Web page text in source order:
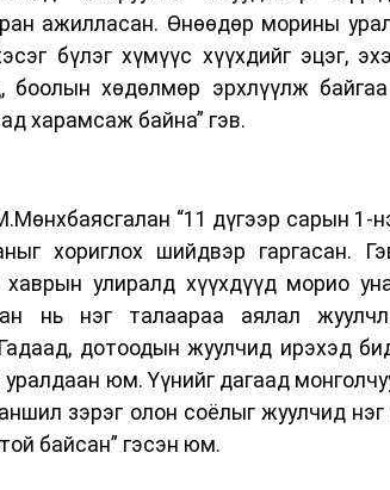
ажилласан. Өнөөдөр морины
бүлэг хүмүүс хүүхдийг эцэг,
боолын хөдөлмөр эрхлүүлж
харамсаж байна” гэв.
“11 дүгээр сарын 1-
хориглох шийдвэр гаргасан.
улиралд хүүхдүүд морио
нь нэг талаараа аялал
дотоодын жуулчид ирэхэд
юм. Үүнийг дагаад
зэрэг олон соёлыг жуулчид
байсан” гэсэн юм.